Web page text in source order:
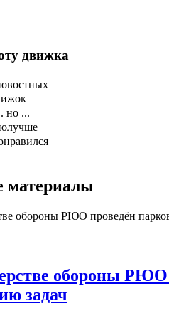
движка
но ...
материалы
обороны РЮО
задач